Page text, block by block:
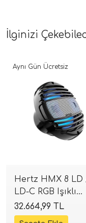
İlginizi
Hertz HMX 8 LD
LD-C RGB Işıklı
Marin Hoparlör |
200W
32.664,99 TL
Aynı Gün Ücretsiz